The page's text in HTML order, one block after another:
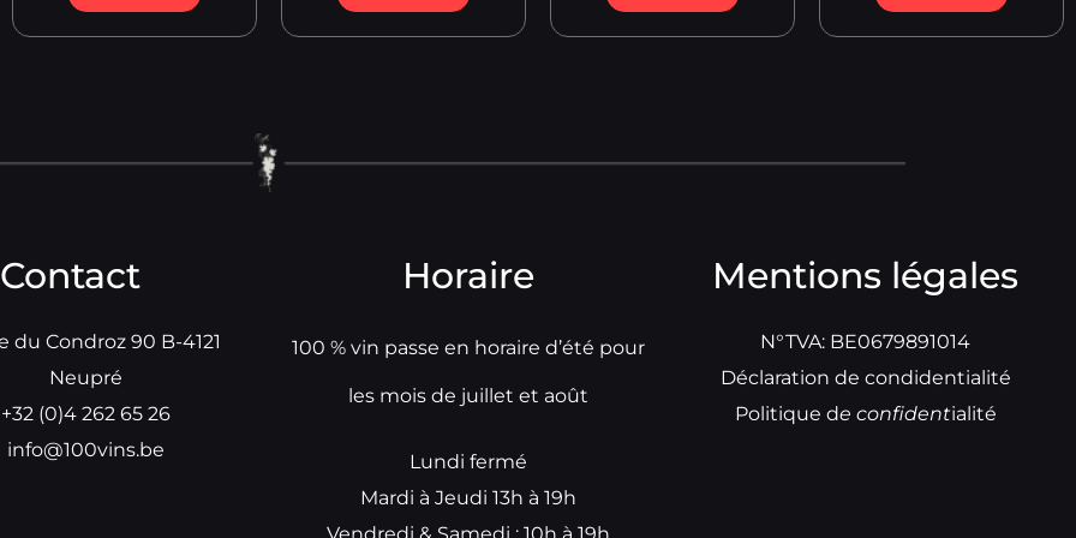
Contact
du Condroz 90 B-4121
Neupré
+32 (0)4 262 65 26
info@100vins.be
Horaire
100 % vin passe en horaire d’été pour
les mois de juillet et août
Lundi fermé
Mardi à Jeudi 13h à 19h
Mentions légales
N°TVA: BE0679891014
Déclaration de condidentialité
Politique de confidentialité